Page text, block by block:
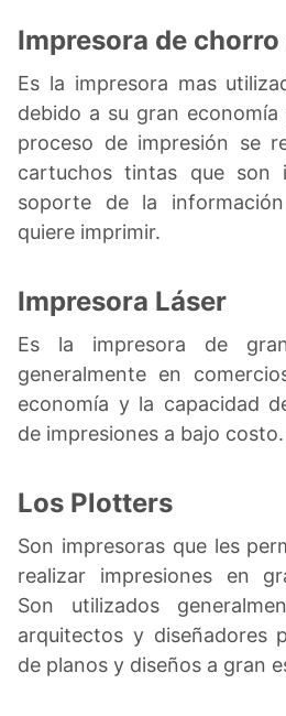
Impresora de
Es la impresora mas
debido a su gran
proceso de impresión se
cartuchos tintas que son
soporte de la
quiere imprimir.
Impresora Láser
Es la impresora de
generalmente en
economía y la capacidad
de impresiones a bajo costo.
Los Plotters
Son impresoras que les
realizar impresiones en
Son utilizados
arquitectos y diseñadores
de planos y diseños a gran